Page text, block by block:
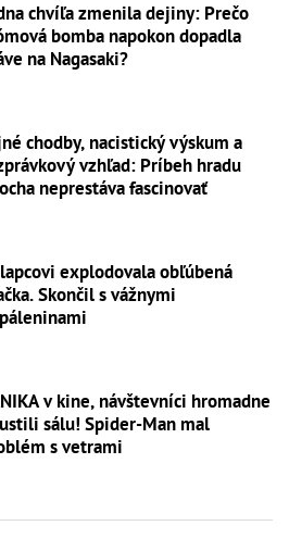
chvíľa zmenila dejiny: Prečo
bomba napokon dopadla
na Nagasaki?
chodby, nacistický výskum a
vzhľad: Príbeh hradu
neprestáva fascinovať
explodovala obľúbená
Skončil s vážnymi
v kine, návštevníci hromadne
sálu! Spider-Man mal
s vetrami